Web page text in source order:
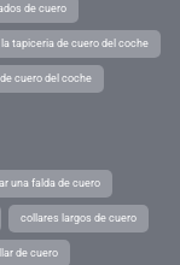
de cuero
tapiceria de cuero del coche
cuero del coche
una falda de cuero
collares largos de cuero
de cuero